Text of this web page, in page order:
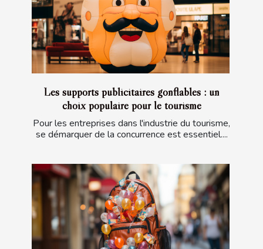
Les supports publicitaires gonflables : un
choix populaire pour le tourisme
Pour les entreprises dans l'industrie du tourisme,
se démarquer de la concurrence est essentiel....